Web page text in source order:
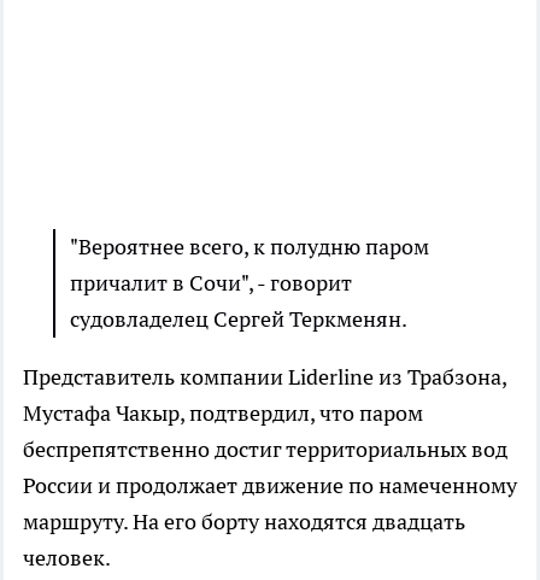
"Вероятнее всего, к полудню паром
причалит в Сочи", - говорит
судовладелец Сергей Теркменян.
Представитель компании Liderline из Трабзона,
Мустафа Чакыр, подтвердил, что паром
беспрепятственно достиг территориальных вод
России и продолжает движение по намеченному
маршруту. На его борту находятся двадцать
человек.